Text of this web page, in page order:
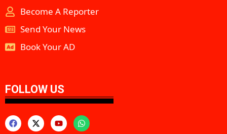
Become A Reporter
Send Your News
Book Your AD
FOLLOW US